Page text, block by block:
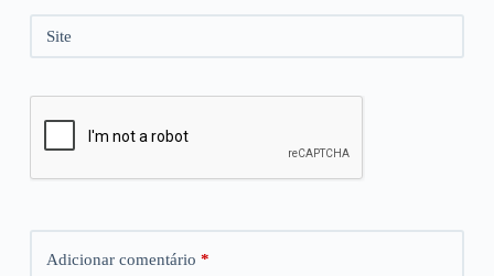
Site
Adicionar comentário *